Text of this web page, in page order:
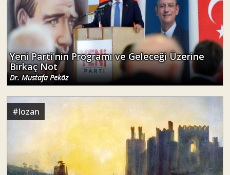
Yeni Parti'nin Programı ve Geleceği Üzerine
Birkaç Not
Dr. Mustafa Peköz
#lozan